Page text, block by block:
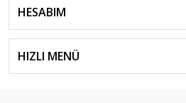
HESABIM
HIZLI MENÜ